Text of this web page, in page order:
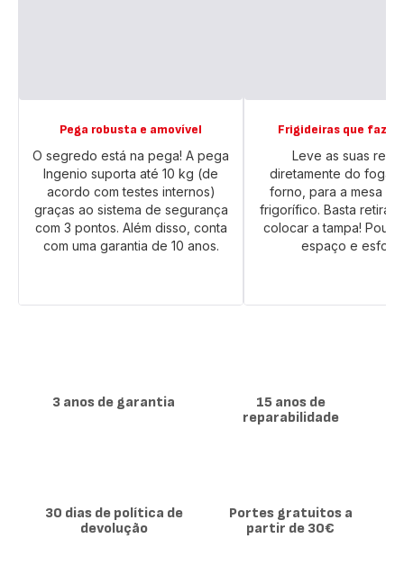
Pega robusta e amovível
O segredo está na pega! A pega
Ingenio suporta até 10 kg (de
acordo com testes internos)
graças ao sistema de segurança
com 3 pontos. Além disso, conta
com uma garantia de 10 anos.
Frigideiras que
Leve as suas
diretamente do fogão
forno, para a mesa
frigorífico. Basta retirar
colocar a tampa!
espaço e
3 anos de garantia
15 anos de
reparabilidade
30 dias de política de
devolução
Portes gratuitos a
partir de 30€